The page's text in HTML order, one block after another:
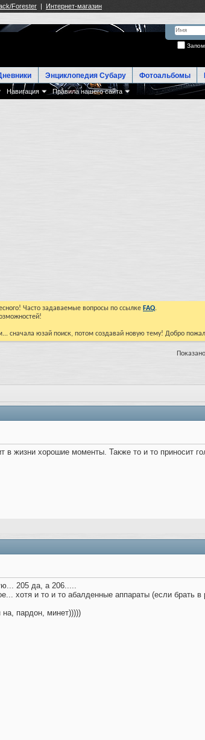
Навигация Правила нашего сайта
Энциклопедия Субару Фотоальбомы
Часто задаваемые вопросы по ссылке FAQ.
сначала юзай поиск, потом создавай новую тему! Добро
в жизни хорошие моменты. Также то и то приносит
205 да, а 206.....
хотя и то и то абалденные аппараты (если брать
на, пардон, минет)))))